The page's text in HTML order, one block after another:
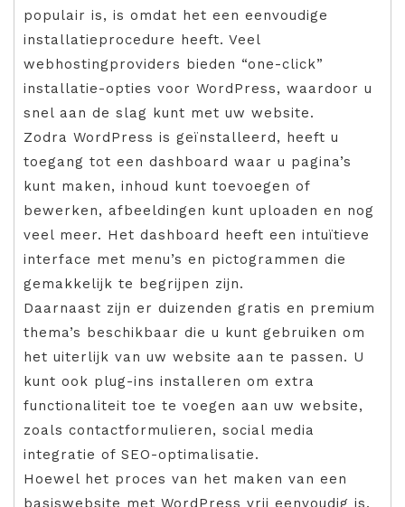
populair is, is omdat het een eenvoudige
installatieprocedure heeft. Veel
webhostingproviders bieden “one-click”
installatie-opties voor WordPress, waardoor u
snel aan de slag kunt met uw website.
Zodra WordPress is geïnstalleerd, heeft u
toegang tot een dashboard waar u pagina’s
kunt maken, inhoud kunt toevoegen of
bewerken, afbeeldingen kunt uploaden en nog
veel meer. Het dashboard heeft een intuïtieve
interface met menu’s en pictogrammen die
gemakkelijk te begrijpen zijn.
Daarnaast zijn er duizenden gratis en premium
thema’s beschikbaar die u kunt gebruiken om
het uiterlijk van uw website aan te passen. U
kunt ook plug-ins installeren om extra
functionaliteit toe te voegen aan uw website,
zoals contactformulieren, social media
integratie of SEO-optimalisatie.
Hoewel het proces van het maken van een
basiswebsite met WordPress vrij eenvoudig is,